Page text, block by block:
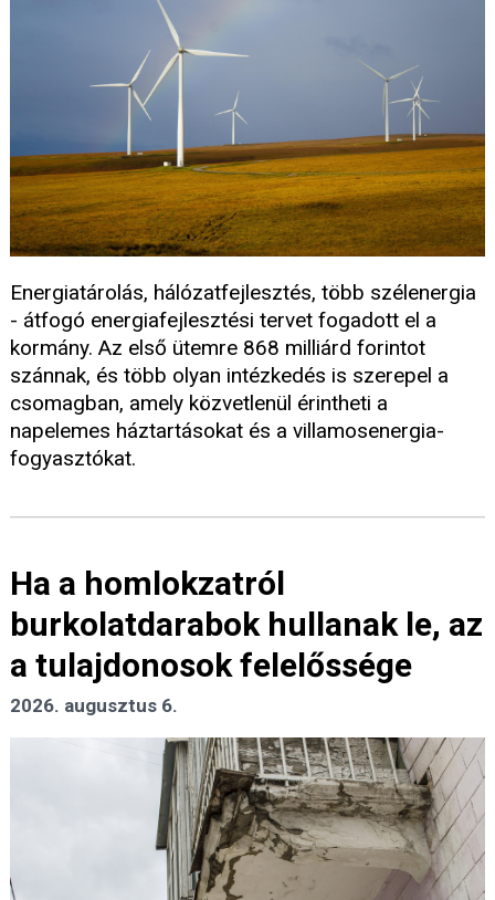
Energiatárolás, hálózatfejlesztés, több szélenergia
- átfogó energiafejlesztési tervet fogadott el a
kormány. Az első ütemre 868 milliárd forintot
szánnak, és több olyan intézkedés is szerepel a
csomagban, amely közvetlenül érintheti a
napelemes háztartásokat és a villamosenergia-
fogyasztókat.
Ha a homlokzatról
burkolatdarabok hullanak le, az
a tulajdonosok felelőssége
2026. augusztus 6.